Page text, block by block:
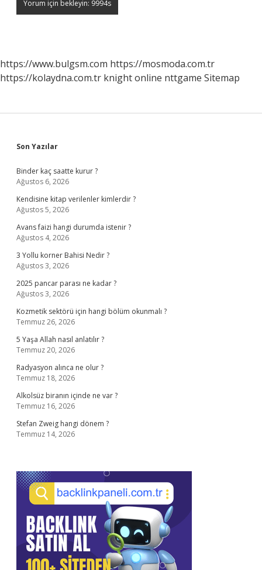
https://www.bulgsm.com https://mosmoda.com.tr
https://kolaydna.com.tr knight online nttgame Sitemap
Sidebar
Son Yazılar
Binder kaç saatte kurur ?
Ağustos 6, 2026
Kendisine kitap verilenler kimlerdir ?
Ağustos 5, 2026
Avans faizi hangi durumda istenir ?
Ağustos 4, 2026
3 Yollu korner Bahisi Nedir ?
Ağustos 3, 2026
2025 pancar parası ne kadar ?
Ağustos 3, 2026
Kozmetik sektörü için hangi bölüm okunmalı ?
Temmuz 26, 2026
5 Yaşa Allah nasıl anlatılır ?
Temmuz 20, 2026
Radyasyon alınca ne olur ?
Temmuz 18, 2026
Alkolsüz biranın içinde ne var ?
Temmuz 16, 2026
Stefan Zweig hangi dönem ?
Temmuz 14, 2026